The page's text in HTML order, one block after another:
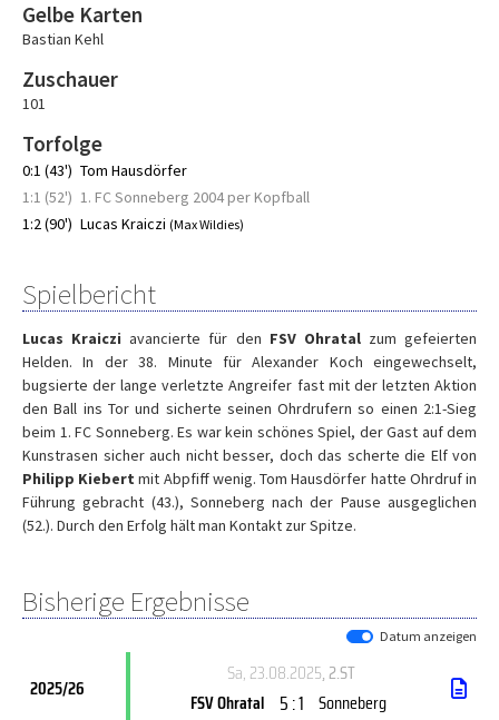
Gelbe Karten
Bastian Kehl
Zuschauer
101
Torfolge
0:1 (43') Tom Hausdörfer
1:1 (52') 1. FC Sonneberg 2004 per Kopfball
1:2 (90') Lucas Kraiczi (Max Wildies)
Spielbericht
Lucas Kraicziavancierte für den FSV Ohratalzum gefeierten
Helden. In der 38. Minute für Alexander Koch eingewechselt,
bugsierte der lange verletzte Angreifer fast mit der letzten Aktion
den Ball ins Tor und sicherte seinen Ohrdrufern so einen 2:1-Sieg
beim 1. FC Sonneberg. Es war kein schönes Spiel, der Gast auf dem
Kunstrasen sicher auch nicht besser, doch das scherte die Elf von
Philipp Kiebert mit Abpfiff wenig. Tom Hausdörfer hatte Ohrdruf in
Führung gebracht (43.), Sonneberg nach der Pause ausgeglichen
(52.). Durch den Erfolg hält man Kontakt zur Spitze.
Bisherige Ergebnisse
Datum anzeigen
2025/26
Sa, 23.08.2025, 2.ST
FSV Ohratal 5 : 1 Sonneberg